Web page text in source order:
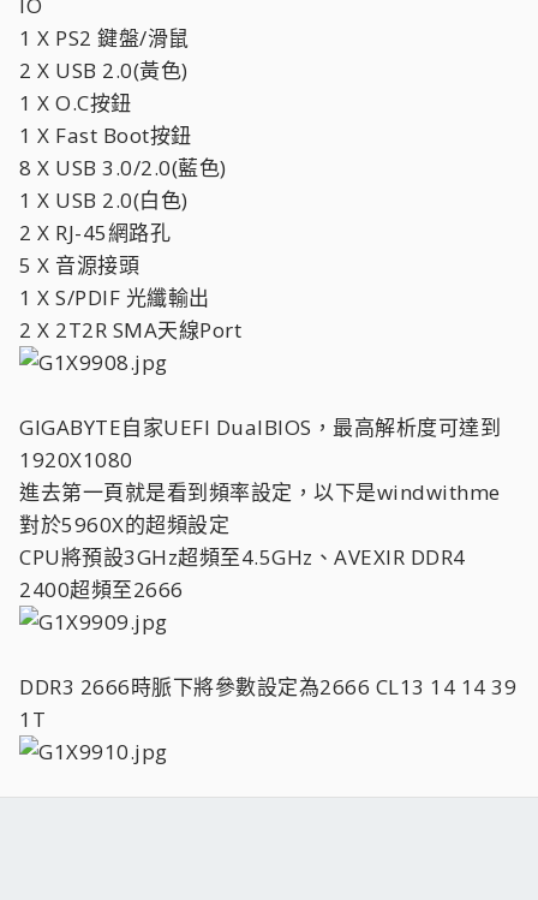
1 X PS2 鍵盤/滑鼠
2 X USB 2.0(黃色)
1 X O.C按鈕
1 X Fast Boot按鈕
8 X USB 3.0/2.0(藍色)
1 X USB 2.0(白色)
2 X RJ-45網路孔
5 X 音源接頭
1 X S/PDIF 光纖輸出
2 X 2T2R SMA天線Port
GIGABYTE自家UEFI DualBIOS，最高解析度可達到
1920X1080
進去第一頁就是看到頻率設定，以下是windwithme
對於5960X的超頻設定
CPU將預設3GHz超頻至4.5GHz、AVEXIR DDR4
2400超頻至2666
DDR3 2666時脈下將參數設定為2666 CL13 14 14 39
1T